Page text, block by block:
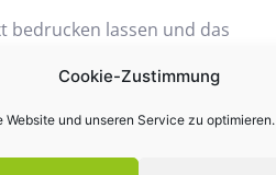
Cookie-Zustimmung
und unseren Service zu optimieren.
bedrucken lassen und das